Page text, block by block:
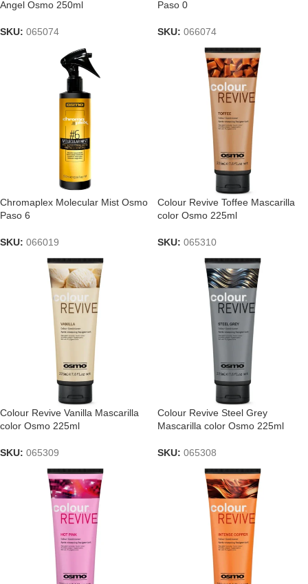
Angel Osmo 250ml
SKU: 065074
Paso 0
SKU: 066074
Chromaplex Molecular Mist Osmo
Paso 6
SKU: 066019
Colour Revive Toffee Mascarilla
color Osmo 225ml
SKU: 065310
Colour Revive Vanilla Mascarilla
color Osmo 225ml
SKU: 065309
Colour Revive Steel Grey
Mascarilla color Osmo 225ml
SKU: 065308